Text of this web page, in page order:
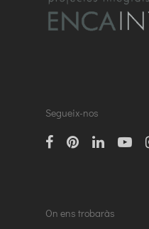
Segueix-nos
facebook
pinterestlinkedin
On ens trobaràs